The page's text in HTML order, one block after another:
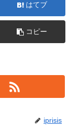
はてブ
コピー
iprisis